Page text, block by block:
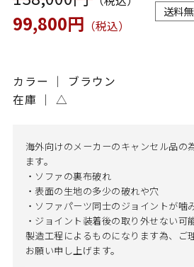
99,800円 （税込）
送料
カラー ｜ ブラウン
在庫 ｜ △
海外向けのメーカーのキャンセル品の
ます。
・ソファの裏布破れ
・表面の生地の多少の破れや穴
・ソファパーツ同士のジョイントが噛
・ジョイント装着後の取り外せない可
製造工程によるものになります為、ご
お願い申し上げます。